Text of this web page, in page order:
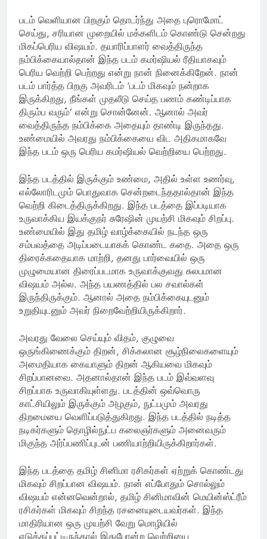
படம் வெளியான பிறகும் தொடர்ந்து அதை புரொமோட்
செய்து, சரியான முறையில் மக்களிடம் கொண்டு சென்றது
மிகப்பெரிய விஷயம். தயாரிப்பாளர் வைத்திருந்த
நம்பிக்கையால்தான் இந்த படம் கமர்ஷியல் ரீதியாகவும்
பெரிய வெற்றி பெற்றது என்று நான் நினைக்கிறேன். நான்
படம் பார்த்த பிறகு அவரிடம் ‘படம் மிகவும் நன்றாக
இருக்கிறது, நீங்கள் முதலீடு செய்த பணம் கண்டிப்பாக
திரும்ப வரும்’ என்று சொன்னேன். ஆனால் அவர்
வைத்திருந்த நம்பிக்கை அதையும் தாண்டி இருந்தது.
உண்மையில் அவரது நம்பிக்கையை விட அதிகமாகவே
இந்த படம் ஒரு பெரிய கமர்ஷியல் வெற்றியை பெற்றது.
இந்த படத்தில் இருக்கும் உண்மை, அதில் உள்ள உணர்வு,
எல்லோரிடமும் பொதுவாக சென்றடைந்ததால்தான் இந்த
வெற்றி கிடைத்திருக்கிறது. இந்த படத்தை இப்படியாக
உருவாக்கிய இயக்குநர் சுரேஷின் முயற்சி மிகவும் சிறப்பு.
உண்மையில் இது தமிழ் வாழ்க்கையில் நடந்த ஒரு
சம்பவத்தை அடிப்படையாகக் கொண்ட கதை. அதை ஒரு
திரைக்கதையாக மாற்றி, தனது பார்வையில் ஒரு
முழுமையான திரைப்படமாக உருவாக்குவது சுலபமான
விஷயம் அல்ல. அந்த பயணத்தில் பல சவால்கள்
இருந்திருக்கும். ஆனால் அதை நம்பிக்கையுடனும்
உறுதியுடனும் அவர் நிறைவேற்றியிருக்கிறார்.
அவரது வேலை செய்யும் விதம், குழுவை
ஒருங்கிணைக்கும் திறன், சிக்கலான சூழ்நிலைகளையும்
அமைதியாக கையாளும் திறன் ஆகியவை மிகவும்
சிறப்பானவை. அதனால்தான் இந்த படம் இவ்வளவு
சிறப்பாக உருவாகியுள்ளது. படத்தின் ஒவ்வொரு
காட்சியிலும் இருக்கும் அழகும், நுட்பமும் அவரது
திறமையை வெளிப்படுத்துகிறது. இந்த படத்தில் நடித்த
நடிகர்களும் தொழில்நுட்ப கலைஞர்களும் அனைவரும்
மிகுந்த அர்ப்பணிப்புடன் பணியாற்றியிருக்கிறார்கள்.
இந்த படத்தை தமிழ் சினிமா ரசிகர்கள் ஏற்றுக் கொண்டது
மிகவும் சிறப்பான விஷயம். நான் எப்போதும் சொல்லும்
விஷயம் என்னவென்றால், தமிழ் சினிமாவின் மெயின்ஸ்ட்ரீம்
ரசிகர்கள் மிகவும் சிறந்த ரசனையுடையவர்கள். இந்த
மாதிரியான ஒரு முயற்சி வேறு மொழியில்